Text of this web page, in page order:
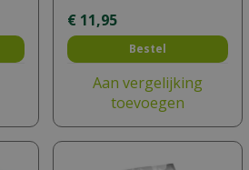
€ 11,95
Bestel
Aan vergelijking
toevoegen